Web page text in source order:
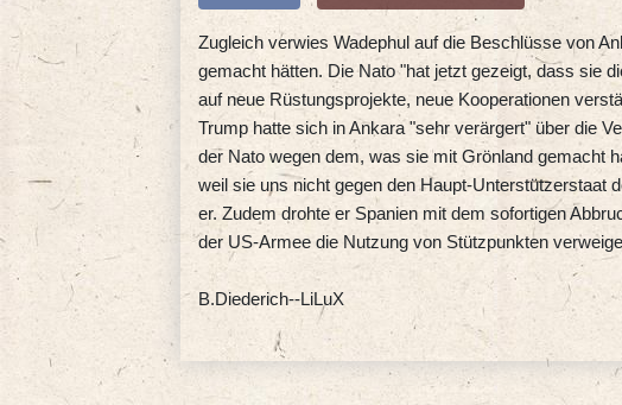
Zugleich verwies Wadephul auf die Beschlüsse von
gemacht hätten. Die Nato "hat jetzt gezeigt, dass sie
auf neue Rüstungsprojekte, neue Kooperationen
Trump hatte sich in Ankara "sehr verärgert" über die
der Nato wegen dem, was sie mit Grönland gemacht
weil sie uns nicht gegen den Haupt-Unterstützerstaat
er. Zudem drohte er Spanien mit dem sofortigen
der US-Armee die Nutzung von Stützpunkten
B.Diederich--LiLuX